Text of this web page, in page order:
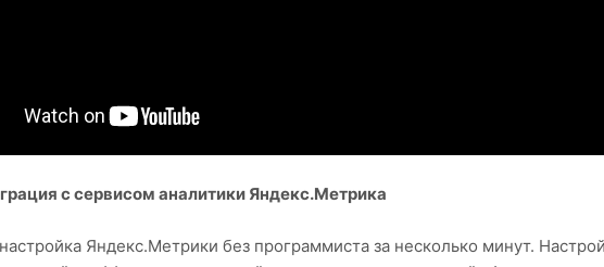
с сервисом аналитики Яндекс.Метрика
Яндекс.Метрики без программиста за несколько минут.